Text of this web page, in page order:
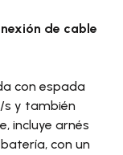
de cable
con espada
s y también
incluye arnés
con un